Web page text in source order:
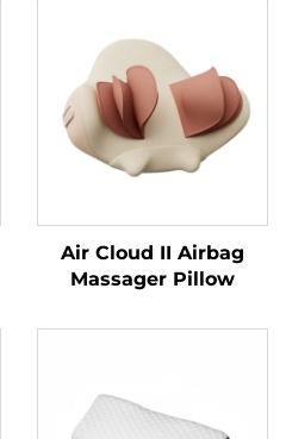
Air Cloud II Airbag
Massager Pillow